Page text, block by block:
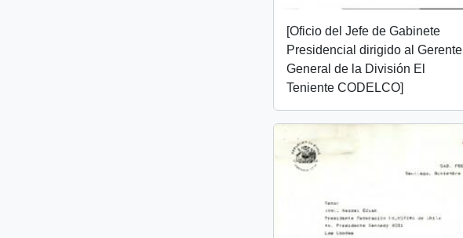
[Oficio del Jefe de Gabinete
Presidencial dirigido al Gerente
General de la División El
Teniente CODELCO]